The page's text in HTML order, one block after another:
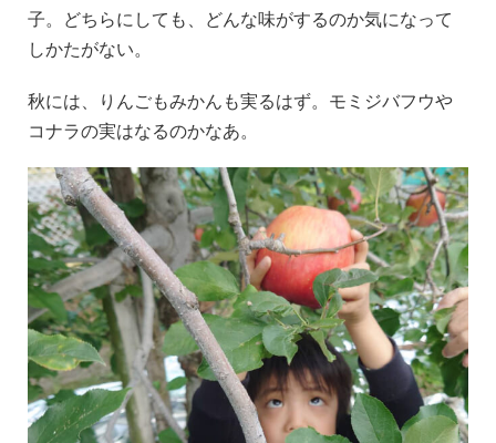
子。どちらにしても、どんな味がするのか気になって
しかたがない。
秋には、りんごもみかんも実るはず。モミジバフウや
コナラの実はなるのかなあ。